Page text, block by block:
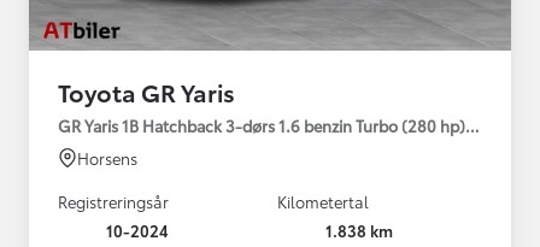
Toyota GR Yaris
GR Yaris 1B Hatchback 3-dørs 1.6 benzin Turbo (280 hp) Aut.
Horsens
Registreringsår
10-2024
Kilometertal
1.838 km